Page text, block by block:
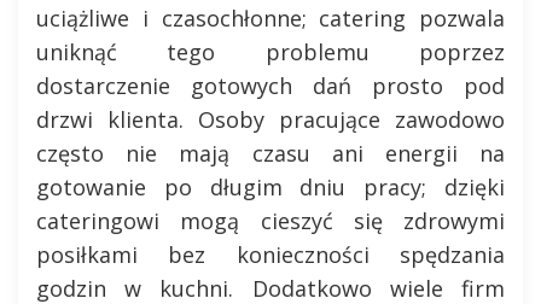
uciążliwe i czasochłonne; catering pozwala
uniknąć tego problemu poprzez
dostarczenie gotowych dań prosto pod
drzwi klienta. Osoby pracujące zawodowo
często nie mają czasu ani energii na
gotowanie po długim dniu pracy; dzięki
cateringowi mogą cieszyć się zdrowymi
posiłkami bez konieczności spędzania
godzin w kuchni. Dodatkowo wiele firm